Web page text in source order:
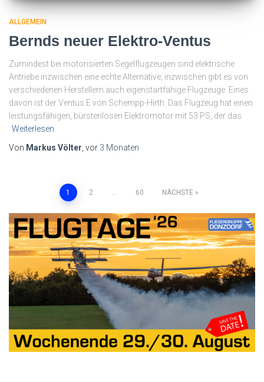
ALLGEMEIN
Bernds neuer Elektro-Ventus
Zumindest bei motorisierten Segelflugzeugen sind elektrische
Antriebe inzwischen eine echte Alternative; inzwischen gibt es von
verschiedenen Herstellern auch eigenstartfähige Flugzeuge. Eines
davon ist der Ventus E von Schempp-Hirth. Das Flugzeug hat einen
leistungsfähigen, bürstenlosen Elektromotor mit 53 PS, der das
Weiterlesen
Von Markus Völter , vor 3 Monaten
Seitennummerierung
der
Beiträge
1 2 60 NÄCHSTE